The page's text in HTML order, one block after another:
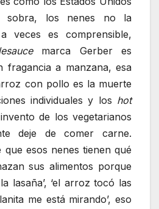
sobra, los nenes no la
veces es comprensible,
marca Gerber es
fragancia a manzana, esa
con pollo es la muerte
individuales y los hot
de los vegetarianos
deje de comer carne.
que esos nenes tienen qué
sus alimentos porque
lasaña’, ‘el arroz tocó las
me está mirando’, eso